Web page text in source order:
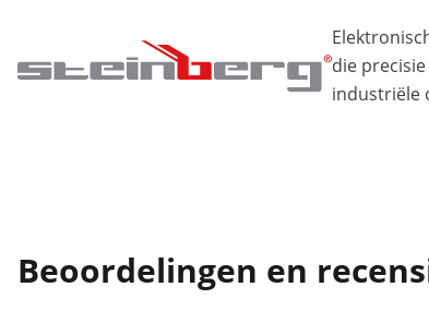
die
industriële
Beoordelingen en